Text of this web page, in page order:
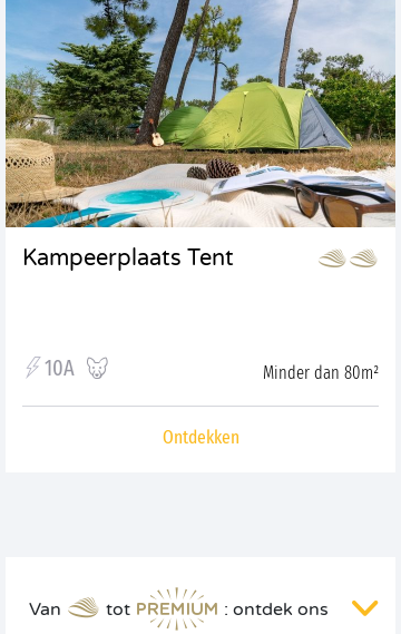
Kampeerplaats Tent
10A Minder dan 80m²
Ontdekken
Van tot
: ontdek ons